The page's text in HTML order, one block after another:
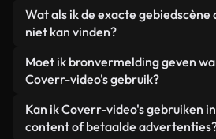
video's. Elke video is duidelijk
altijd weet wat je gebruikt.
Niet als u voor onze
kiest. Wij bieden lichtgewicht,
achtergrond. Zo blijft de
laadtijden geminimaliseerd en
statistieken zoals LCP
Wat als ik de exacte gebiedscène
niet kan vinden?
Met Coverr AI Studio maak je
Beschrijf de scène –
enkele seconden een
voldoet aan onze
Moet ik bronvermelding geven
Coverr-video's gebruik?
Naamsvermelding is niet
onze stockbibliotheek zijn
Kan ik Coverr-video's gebruiken
content of betaalde